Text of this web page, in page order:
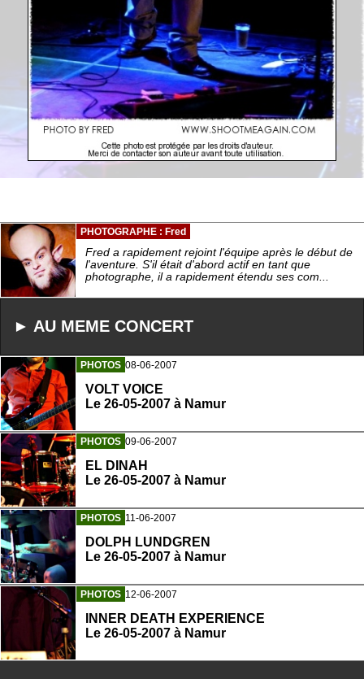
PHOTOGRAPHE : Fred
Fred a rapidement rejoint l'équipe après le début de
l'aventure. S'il était d'abord actif en tant que
photographe, il a rapidement étendu ses com...
► AU MEME CONCERT
PHOTOS 08-06-2007
VOLT VOICE
Le 26-05-2007 à Namur
PHOTOS 09-06-2007
EL DINAH
Le 26-05-2007 à Namur
PHOTOS 11-06-2007
DOLPH LUNDGREN
Le 26-05-2007 à Namur
PHOTOS 12-06-2007
INNER DEATH EXPERIENCE
Le 26-05-2007 à Namur